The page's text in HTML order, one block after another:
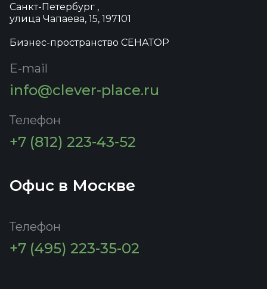
Санкт-Петербург ,
улица Чапаева, 15, 197101
Бизнес-пространство СЕНАТОР
E-mail
info@clever-place.ru
Телефон
+7 (812) 223-43-52
Офис в Москве
Телефон
+7 (495) 223-35-02